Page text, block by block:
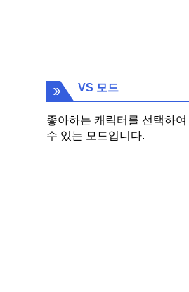
VS 모드
좋아하는 캐릭터를 선택하
수 있는 모드입니다.